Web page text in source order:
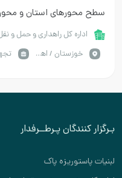
سطح محورهای استان و
چذابهاداره کل راهداری و حمل و
خوزستان / اهواز
بـرگزار کنندگان پـرطــرفدار
لبنیات پاستوریزه پاک